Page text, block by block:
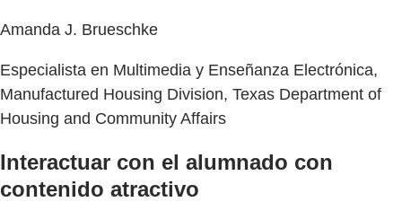
Amanda J. Brueschke
Especialista en Multimedia y Enseñanza Electrónica,
Manufactured Housing Division, Texas Department of
Housing and Community Affairs
Interactuar con el alumnado con
contenido atractivo